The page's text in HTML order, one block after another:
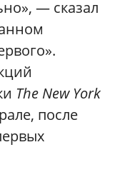
— сказал
The New York
после